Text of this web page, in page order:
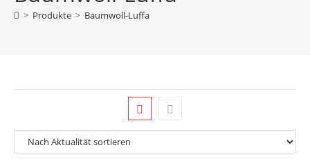
> Produkte > Baumwoll-Luffa